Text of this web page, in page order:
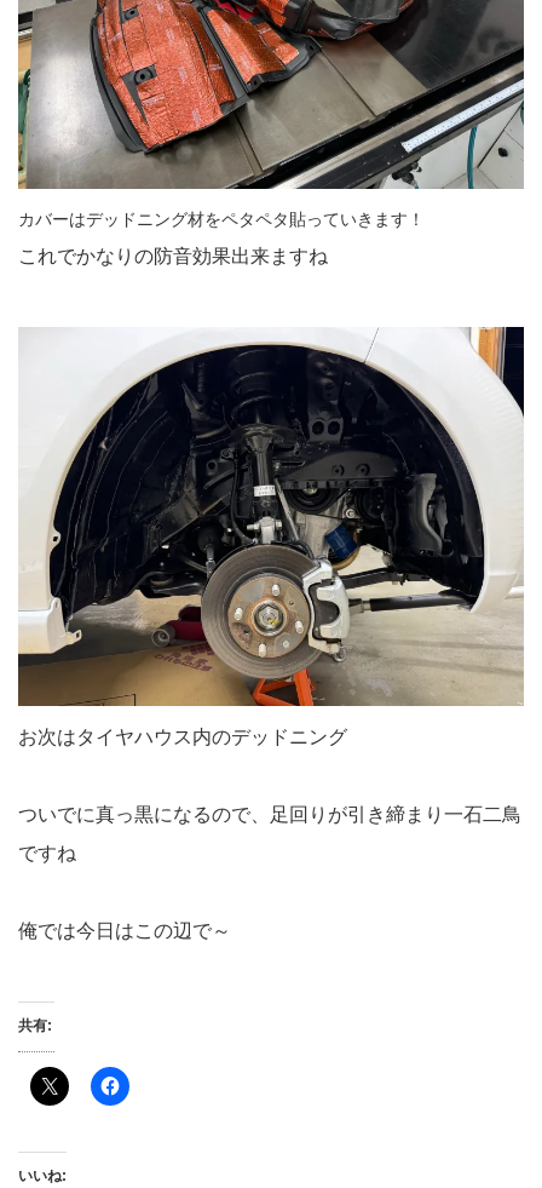
カバーはデッドニング材をペタペタ貼っていきます！
これでかなりの防音効果出来ますね
お次はタイヤハウス内のデッドニング
ついでに真っ黒になるので、足回りが引き締まり一石二鳥
ですね
俺では今日はこの辺で～
共有:
いいね: